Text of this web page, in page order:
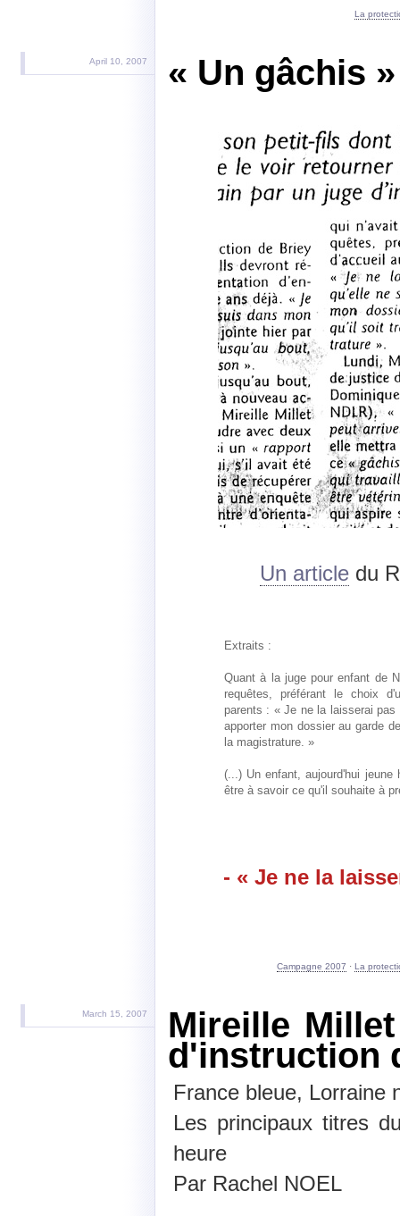
La
April 10, 2007 « Un gâchis »
Un articledu
Extraits :
Quant à la juge pour enfant de
requêtes, préférant le choix
parents : « Je ne la laisserai
apporter mon dossier au garde
la magistrature. »
(...) Un enfant, aujourd'hui
être à savoir ce qu'il souhaite à
- « Je ne la
Campagne 2007 · La
March 15, 2007 Mireille
d'instruction
France bleue, Lorraine
Les principaux titres
heure
Par Rachel NOEL